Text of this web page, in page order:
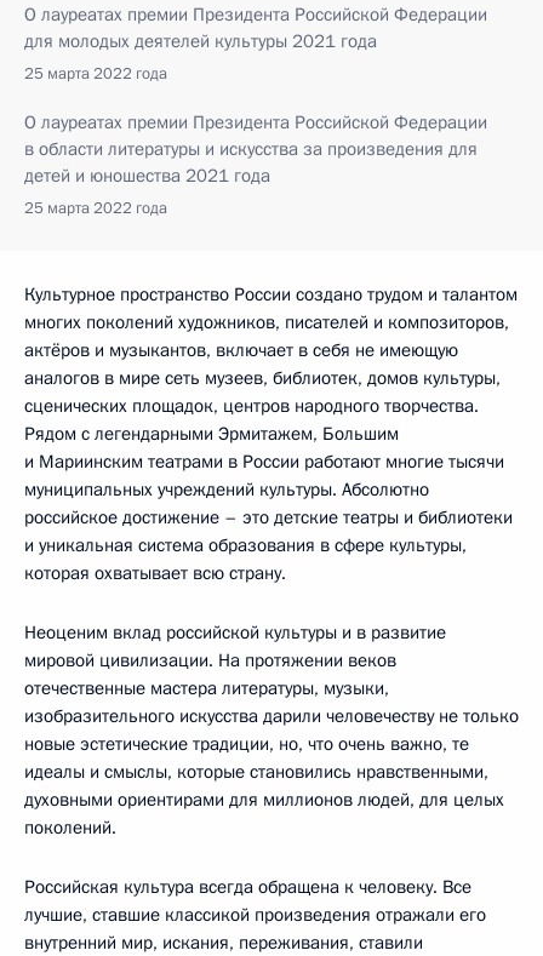
О лауреатах премии Президента Российской Федерации
для молодых деятелей культуры 2021 года
25 марта 2022 года
О лауреатах премии Президента Российской Федерации
в области литературы и искусства за произведения для
детей и юношества 2021 года
25 марта 2022 года
Культурное пространство России создано трудом и талантом
многих поколений художников, писателей и композиторов,
актёров и музыкантов, включает в себя не имеющую
аналогов в мире сеть музеев, библиотек, домов культуры,
сценических площадок, центров народного творчества.
Рядом с легендарными Эрмитажем, Большим
и Мариинским театрами в России работают многие тысячи
муниципальных учреждений культуры. Абсолютно
российское достижение – это детские театры и библиотеки
и уникальная система образования в сфере культуры,
которая охватывает всю страну.
Неоценим вклад российской культуры и в развитие
мировой цивилизации. На протяжении веков
отечественные мастера литературы, музыки,
изобразительного искусства дарили человечеству не только
новые эстетические традиции, но, что очень важно, те
идеалы и смыслы, которые становились нравственными,
духовными ориентирами для миллионов людей, для целых
поколений.
Российская культура всегда обращена к человеку. Все
лучшие, ставшие классикой произведения отражали его
внутренний мир, искания, переживания, ставили